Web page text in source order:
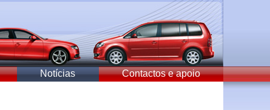
Notícias Contactos e apoio